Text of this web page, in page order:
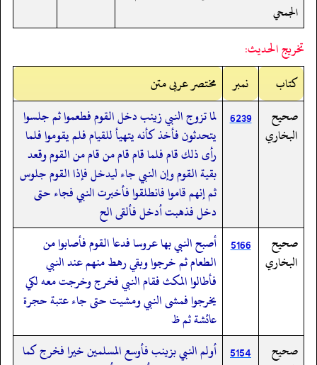
الجمحي
تخريج الحديث:
کتاب
نمبر
مختصر عربی متن
صحيح
البخاري
6239 لما تزوج النبي زينب دخل القوم فطعموا ثم جلسوا
يتحدثون فأخذ كأنه يتهيأ للقيام فلم يقوموا فلما
رأى ذلك قام فلما قام قام من قام من القوم وقعد
بقية القوم وإن النبي جاء ليدخل فإذا القوم جلوس
ثم إنهم قاموا فانطلقوا فأخبرت النبي فجاء حتى
دخل فذهبت أدخل فألقى الح
صحيح
البخاري
5166
أصبح النبي بها عروسا فدعا القوم فأصابوا من
الطعام ثم خرجوا وبقي رهط منهم عند النبي
فأطالوا المكث فقام النبي فخرج وخرجت معه لكي
يخرجوا فمشى النبي ومشيت حتى جاء عتبة حجرة
عائشة ثم ظ
صحيح
5154 أولم النبي بزينب فأوسع المسلمين خيرا فخرج كما